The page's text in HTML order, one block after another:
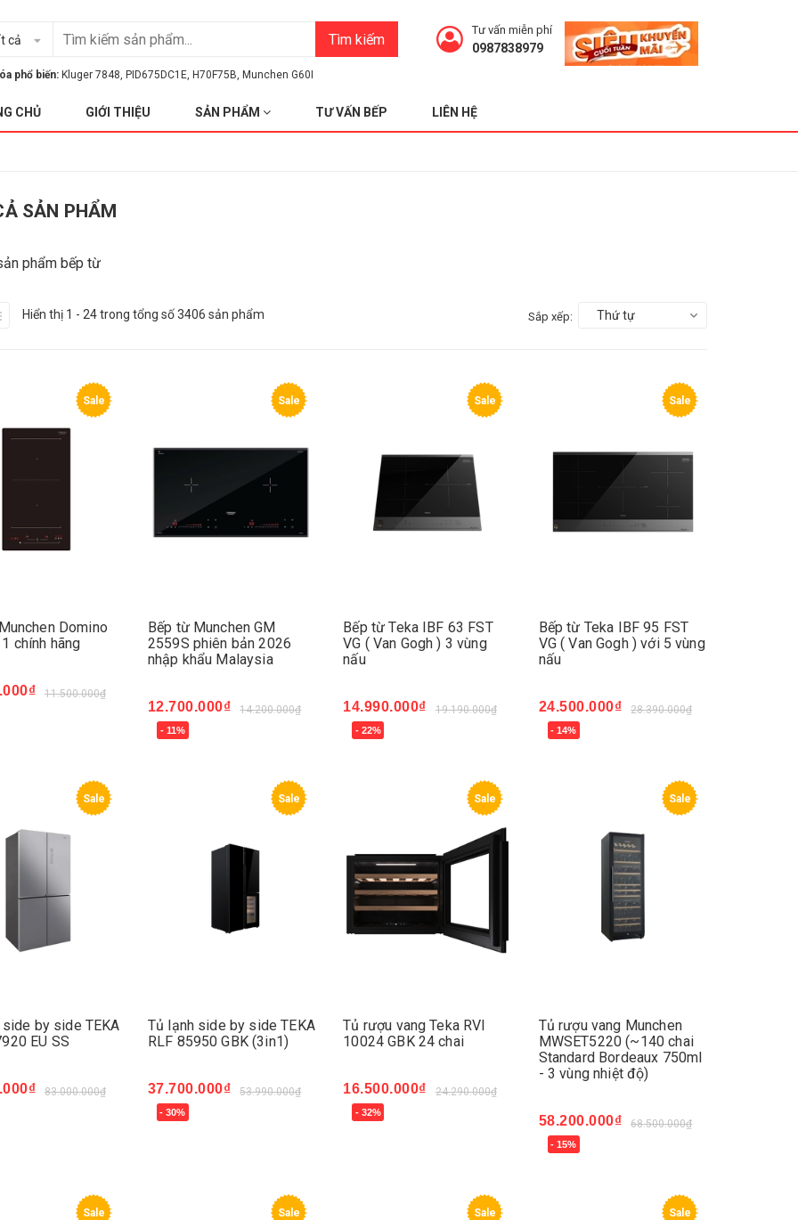
cả Tìm kiếm
phổ biến: Kluger 7848, PID675DC1E, H70F75B, Munchen G60I
Tư vấn miễn phí
0987838979
CHỦ GIỚI THIỆU SẢN PHẨM TƯ VẤN BẾP LIÊN HỆ
SẢN PHẨM
phẩm bếp từ
Hiển thị 1 - 24 trong tổng số 3406 sản phẩm Sắp xếp: Thứ tự
Sale
Domino
chính hãng
11.500.000₫
Sale
Bếp từ Munchen GM
2559S phiên bản 2026
nhập khẩu Malaysia
12.700.000₫ 14.200.000₫
- 11%
Mua ngay
Sale
Bếp từ Teka IBF 63 FST
VG ( Van Gogh ) 3 vùng
nấu
14.990.000₫ 19.190.000₫
- 22%
Mua ngay
Sale
Bếp từ Teka IBF 95 FST
VG ( Van Gogh ) với 5 vùng
nấu
24.500.000₫ 28.390.000₫
- 14%
Mua ngay
Sale
side by side TEKA
EU SS
83.000.000₫
Sale
Tủ lạnh side by side TEKA
RLF 85950 GBK (3in1)
37.700.000₫ 53.990.000₫
- 30%
Mua ngay
Sale
Tủ rượu vang Teka RVI
10024 GBK 24 chai
16.500.000₫ 24.290.000₫
- 32%
Mua ngay
Sale
Tủ rượu vang Munchen
MWSET5220 (~140 chai
Standard Bordeaux 750ml
- 3 vùng nhiệt độ)
58.200.000₫ 68.500.000₫
- 15%
Mua ngay
Sale Sale Sale Sale